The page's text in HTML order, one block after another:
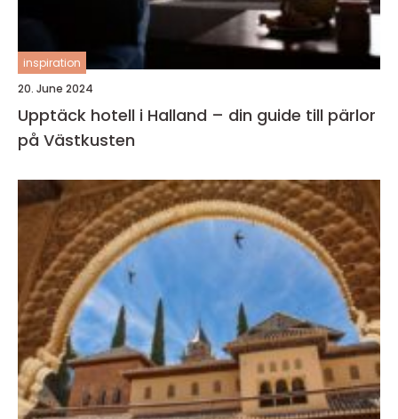
inspiration
20. June 2024
Upptäck hotell i Halland – din guide till pärlor
på Västkusten